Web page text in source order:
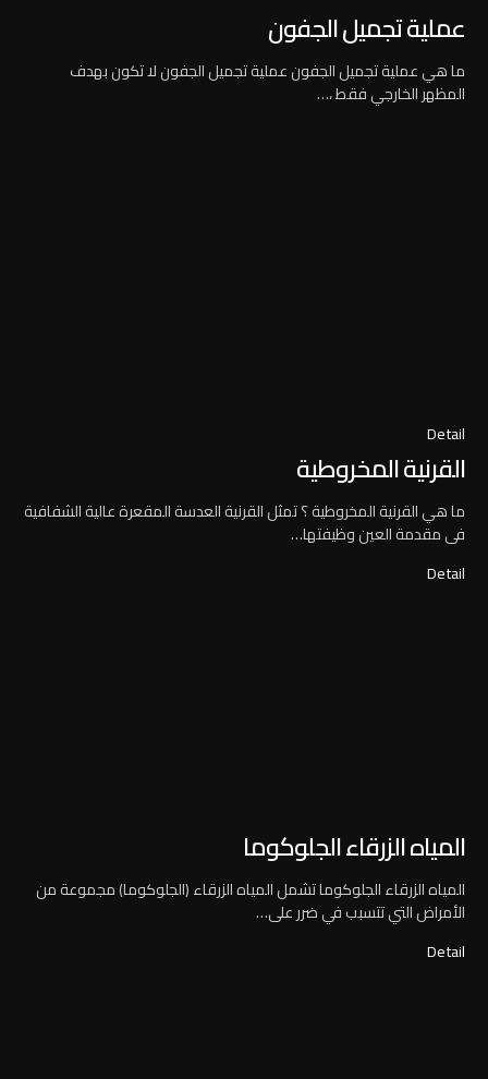
عملية تجميل الجفون
ما هي عملية تجميل الجفون عملية تجميل الجفون لا تكون بهدف
المظهر الخارجي فقط ،…
Detail
القرنية المخروطية
ما هي القرنية المخروطية ؟ تمثل القرنية العدسة المقعرة عالية الشفافية
فى مقدمة العين وظيفتها…
Detail
المياه الزرقاء الجلوكوما
المياه الزرقاء الجلوكوما تشمل المياه الزرقاء (الجلوكوما) مجموعة من
الأمراض التي تتسبب في ضرر على…
Detail